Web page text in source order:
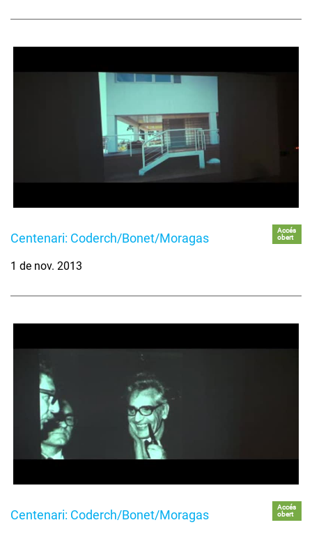
Centenari: Coderch/Bonet/Moragas
Accés
obert
1 de nov. 2013
Centenari: Coderch/Bonet/Moragas
Accés
obert